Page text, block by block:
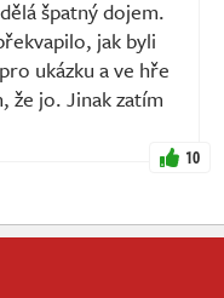
špatný dojem.
jak byli
ukázku a ve hře
že jo. Jinak zatím
10